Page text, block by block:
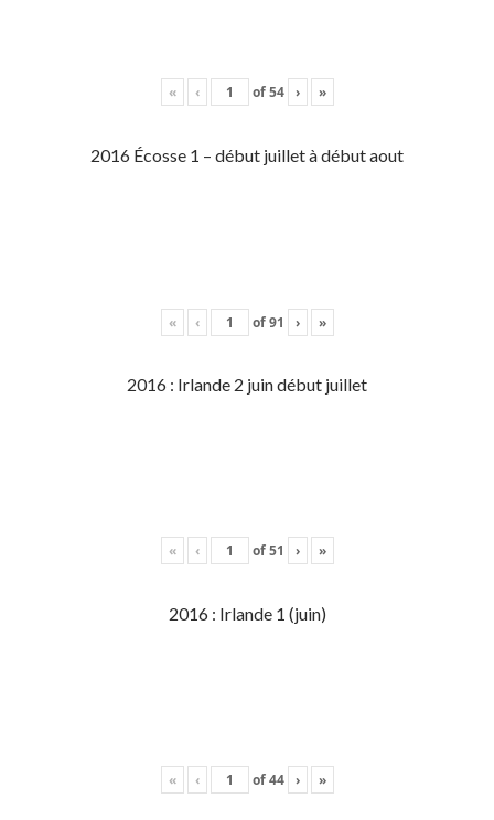
« ‹ of54 › »
2016 Écosse 1 – début juillet à début aout
« ‹ of91 › »
2016 : Irlande 2 juin début juillet
« ‹ of51 › »
2016 : Irlande 1 (juin)
« ‹ of44 › »